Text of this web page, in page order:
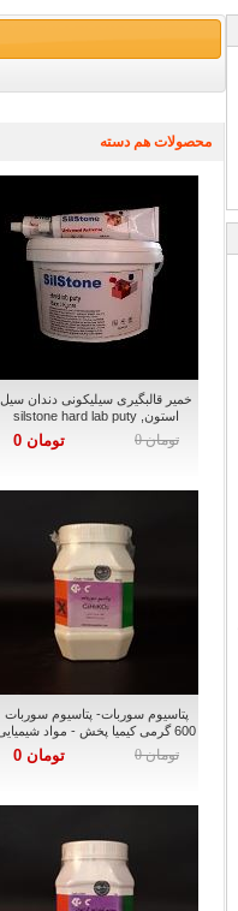
محصولات هم دسته
خمیر قالبگیری سیلیکونی دندان سیل
استون, silstone hard lab puty
تومان 0 تومان 0
پتاسیوم سوربات- پتاسیوم سوربات
600 گرمی کیمیا پخش - مواد شیمیایی
تومان 0 تومان 0